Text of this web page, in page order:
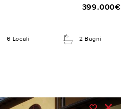
399.000€
6 Locali 2 Bagni